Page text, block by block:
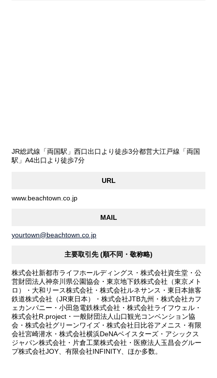
JR総武線「両国駅」西口出口より徒歩3分都営大江戸線「両国
駅」A4出口より徒歩7分
URL
www.beachtown.co.jp
MAIL
yourtown@beachtown.co.jp
主要取引先 (順不同・敬称略)
株式会社新都市ライフホールディングス・株式会社資生堂・公
営財団法人神奈川県公園協会・東京地下鉄株式会社（東京メト
ロ）・大和リース株式会社・株式会社ルネサンス・東日本旅客
鉄道株式会社（JR東日本）・株式会社JTB九州・株式会社カフ
ェカンパニー・小田急電鉄株式会社・株式会社ライフウェル・
株式会社R.project・一般財団法人山口観光コンベンション協
会・株式会社グリーンワイズ・株式会社日比谷アメニス・有限
会社宮崎潜水・株式会社横浜DeNAベイスターズ・アシックス
ジャパン株式会社・片倉工業株式会社・医療法人玉昌会グルー
プ株式会社JOY、有限会社INFINITY、ほか多数。